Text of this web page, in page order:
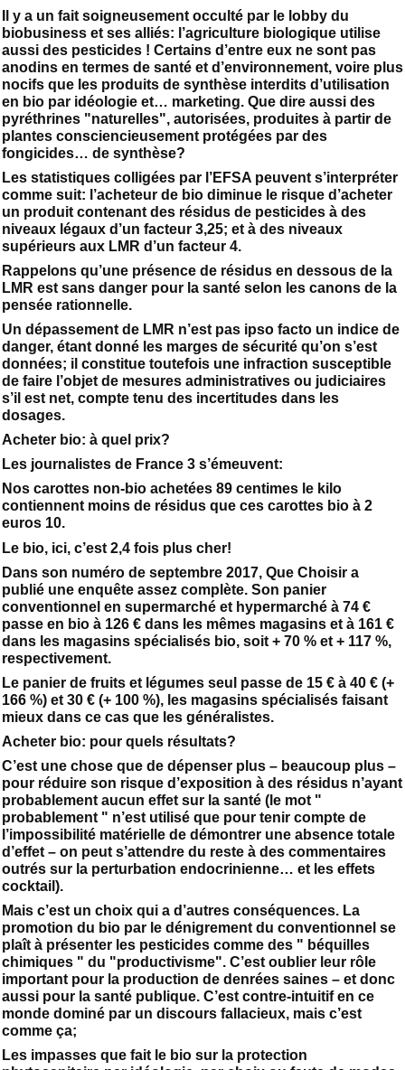
Il y a un fait soigneusement occulté par le lobby du
biobusiness et ses alliés: l’agriculture biologique utilise
aussi des pesticides ! Certains d’entre eux ne sont pas
anodins en termes de santé et d’environnement, voire plus
nocifs que les produits de synthèse interdits d’utilisation
en bio par idéologie et… marketing. Que dire aussi des
pyréthrines "naturelles", autorisées, produites à partir de
plantes consciencieusement protégées par des
fongicides… de synthèse?
Les statistiques colligées par l’EFSA peuvent s’interpréter
comme suit: l’acheteur de bio diminue le risque d’acheter
un produit contenant des résidus de pesticides à des
niveaux légaux d’un facteur 3,25; et à des niveaux
supérieurs aux LMR d’un facteur 4.
Rappelons qu’une présence de résidus en dessous de la
LMR est sans danger pour la santé selon les canons de la
pensée rationnelle.
Un dépassement de LMR n’est pas ipso facto un indice de
danger, étant donné les marges de sécurité qu’on s’est
données; il constitue toutefois une infraction susceptible
de faire l’objet de mesures administratives ou judiciaires
s’il est net, compte tenu des incertitudes dans les
dosages.
Acheter bio: à quel prix?
Les journalistes de France 3 s’émeuvent:
Nos carottes non-bio achetées 89 centimes le kilo
contiennent moins de résidus que ces carottes bio à 2
euros 10.
Le bio, ici, c’est 2,4 fois plus cher!
Dans son numéro de septembre 2017, Que Choisir a
publié une enquête assez complète. Son panier
conventionnel en supermarché et hypermarché à 74 €
passe en bio à 126 € dans les mêmes magasins et à 161 €
dans les magasins spécialisés bio, soit + 70 % et + 117 %,
respectivement.
Le panier de fruits et légumes seul passe de 15 € à 40 € (+
166 %) et 30 € (+ 100 %), les magasins spécialisés faisant
mieux dans ce cas que les généralistes.
Acheter bio: pour quels résultats?
C’est une chose que de dépenser plus – beaucoup plus –
pour réduire son risque d’exposition à des résidus n’ayant
probablement aucun effet sur la santé (le mot "
probablement " n’est utilisé que pour tenir compte de
l’impossibilité matérielle de démontrer une absence totale
d’effet – on peut s’attendre du reste à des commentaires
outrés sur la perturbation endocrinienne… et les effets
cocktail).
Mais c’est un choix qui a d’autres conséquences. La
promotion du bio par le dénigrement du conventionnel se
plaît à présenter les pesticides comme des " béquilles
chimiques " du "productivisme". C’est oublier leur rôle
important pour la production de denrées saines – et donc
aussi pour la santé publique. C’est contre-intuitif en ce
monde dominé par un discours fallacieux, mais c’est
comme ça;
Les impasses que fait le bio sur la protection